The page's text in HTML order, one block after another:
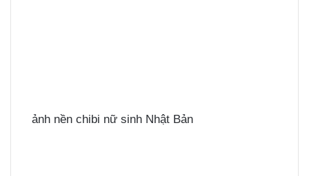
ảnh nền chibi nữ sinh Nhật Bản